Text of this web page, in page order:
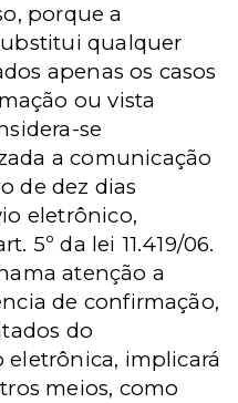
porque a
qualquer
apenas os casos
ou vista
se
a comunicação
de dez dias
eletrônico,
5º da lei 11.419/06.
atenção a
de confirmação,
do
implicará
meios, como